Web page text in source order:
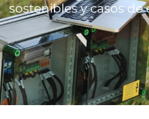
sostenibles y casos de